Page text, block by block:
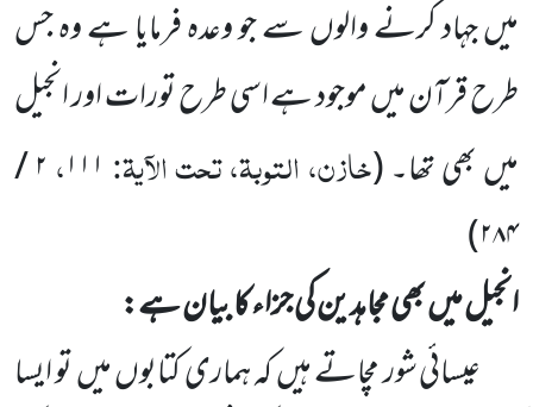
میں جہاد کرنے والوں سے جو وعدہ فرمایا ہے وہ جس
طرح قرآن میں موجود ہے اسی طرح تورات اور انجیل
میں بھی تھا۔(خازن، التوبۃ، تحت الآیۃ: ۱۱۱،۲/
۲۸۴)
انجیل میں بھی مجاہدین کی جزاء کا بیان ہے:
عیسائی شور مچاتے ہیں کہ ہماری کتابوں میں تو ایسا